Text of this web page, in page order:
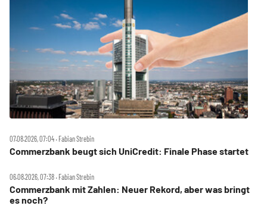
07.08.2026, 07:04 ‧ Fabian Strebin
Commerzbank beugt sich UniCredit: Finale Phase startet
06.08.2026, 07:38 ‧ Fabian Strebin
Commerzbank mit Zahlen: Neuer Rekord, aber was bringt
es noch?